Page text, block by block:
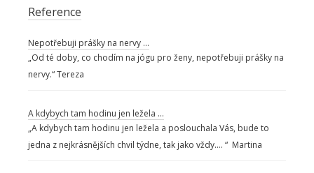
Reference
Nepotřebuji prášky na nervy …
„Od té doby, co chodím na jógu pro ženy, nepotřebuji prášky na
nervy.“ Tereza
A kdybych tam hodinu jen ležela …
„A kdybych tam hodinu jen ležela a poslouchala Vás, bude to
jedna z nejkrásnějších chvil týdne, tak jako vždy…. “ Martina